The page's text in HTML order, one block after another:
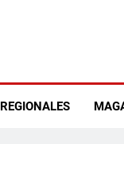
REGIONALES